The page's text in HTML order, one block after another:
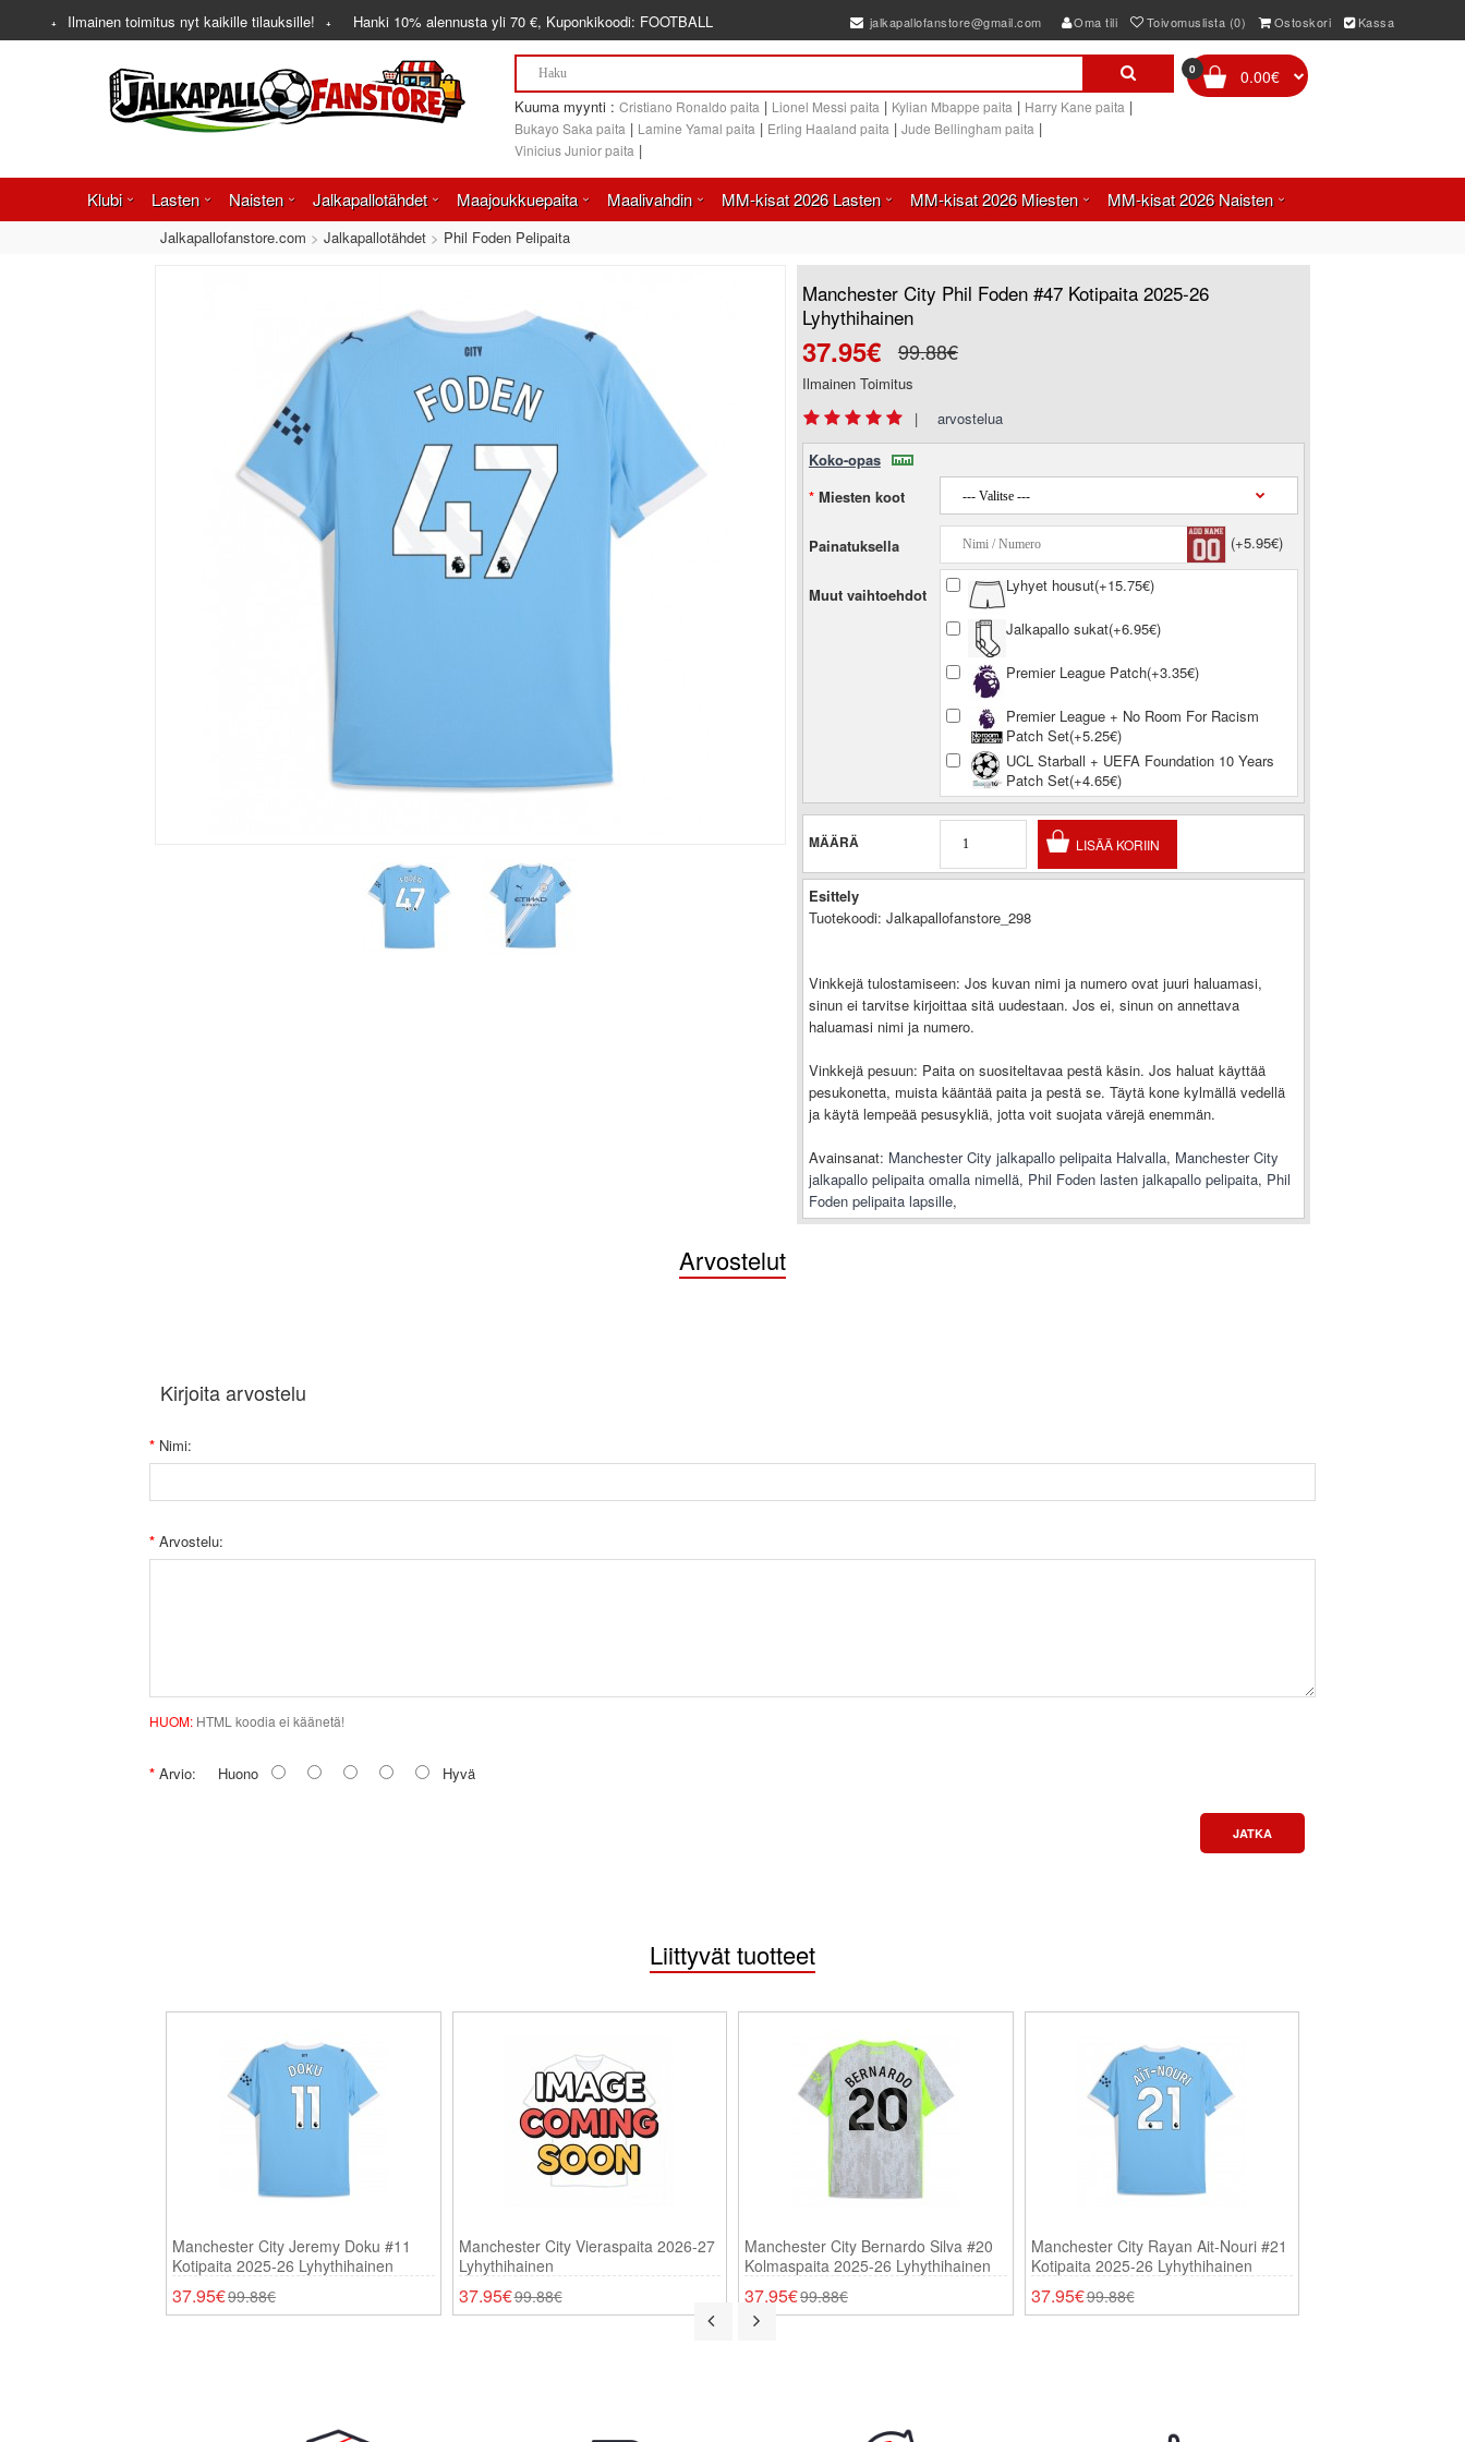
Ilmainen toimitus nyt kaikille tilauksille! Hanki 10% alennusta yli 70 €, Kuponkikoodi: FOOTBALL jalkapallofanstore@gmail.com Oma tili Toivomuslista (0) Ostoskori Kassa
Kuuma myynti : Cristiano Ronaldo paita | Lionel Messi paita | Kylian Mbappe paita | Harry Kane paita |
Bukayo Saka paita | Lamine Yamal paita | Erling Haaland paita | Jude Bellingham paita |
Vinicius Junior paita |
0 0.00€
Klubi Lasten Naisten Jalkapallotähdet Maajoukkuepaita Maalivahdin MM-kisat 2026 Lasten MM-kisat 2026 Miesten MM-kisat 2026 Naisten
Jalkapallofanstore.com Jalkapallotähdet Phil Foden Pelipaita
Manchester City Phil Foden #47 Kotipaita 2025-26
Lyhythihainen
37.95€ 99.88€
Ilmainen Toimitus
|
arvostelua
Koko-opas
Miesten koot
Painatuksella (+5.95€)
Muut vaihtoehdot Lyhyet housut(+15.75€)
Jalkapallo sukat(+6.95€)
Premier League Patch(+3.35€)
Premier League + No Room For Racism
Patch Set(+5.25€)
UCL Starball + UEFA Foundation 10 Years
Patch Set(+4.65€)
MÄÄRÄ
Esittely
Tuotekoodi: Jalkapallofanstore_298
Vinkkejä tulostamiseen: Jos kuvan nimi ja numero ovat juuri haluamasi,
sinun ei tarvitse kirjoittaa sitä uudestaan. Jos ei, sinun on annettava
haluamasi nimi ja numero.
Vinkkejä pesuun: Paita on suositeltavaa pestä käsin. Jos haluat käyttää
pesukonetta, muista kääntää paita ja pestä se. Täytä kone kylmällä vedellä
ja käytä lempeää pesusykliä, jotta voit suojata värejä enemmän.
Avainsanat: Manchester City jalkapallo pelipaita Halvalla, Manchester City
jalkapallo pelipaita omalla nimellä, Phil Foden lasten jalkapallo pelipaita, Phil
Foden pelipaita lapsille,
Arvostelut
Kirjoita arvostelu
Nimi:
Arvostelu:
HUOM: HTML koodia ei käänetä!
Arvio: Huono Hyvä
JATKA
Liittyvät tuotteet
Manchester City Jeremy Doku #11
Kotipaita 2025-26 Lyhythihainen
37.95€99.88€
Manchester City Vieraspaita 2026-27
Lyhythihainen
37.95€99.88€
Manchester City Bernardo Silva #20
Kolmaspaita 2025-26 Lyhythihainen
37.95€99.88€
Manchester City Rayan Ait-Nouri #21
Kotipaita 2025-26 Lyhythihainen
37.95€99.88€